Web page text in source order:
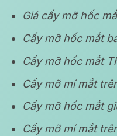
Giá cấy mỡ hốc
Cấy mỡ hốc mắt
Cấy mỡ hốc mắt
Cấy mỡ mí mắt
Cấy mỡ hốc mắt
Cấy mỡ mí mắt